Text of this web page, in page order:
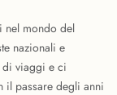
nel mondo del
nazionali e
di viaggi e ci
il passare degli anni